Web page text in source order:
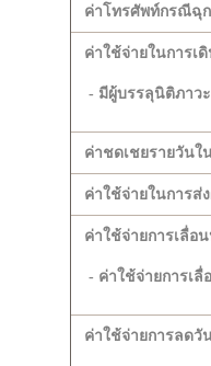
ค่าโทรศัพท์กรณีฉุ
ค่าใช้จ่ายในการเดิ
- มีผู้บรรลุนิติภาวะ
ค่าชดเชยรายวันใ
ค่าใช้จ่ายในการส่
ค่าใช้จ่ายการเลื่อ
- ค่าใช้จ่ายการเลื่
ค่าใช้จ่ายการลดวั